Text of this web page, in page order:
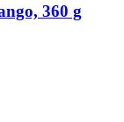
360 g